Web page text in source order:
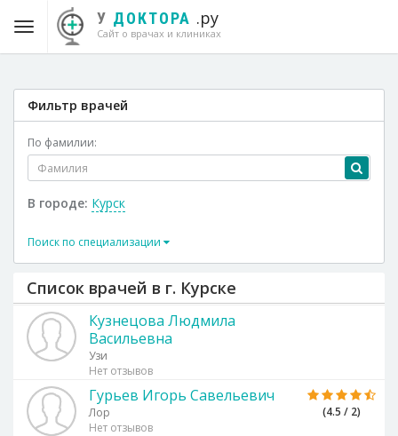
У ДОКТОРА .ру
Сайт о врачах и клиниках
Фильтр врачей
По фамилии:
В городе: Курск
Поиск по специализации
Список врачей в г. Курске
Кузнецова Людмила
Васильевна
Узи
Нет отзывов
(4.5 / 2)
Гурьев Игорь Савельевич
Лор
Нет отзывов